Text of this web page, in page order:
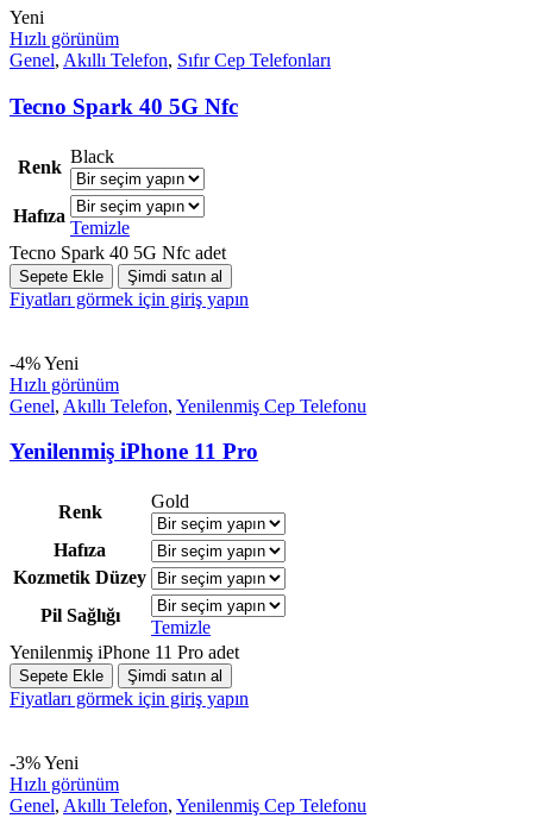
Yeni
Hızlı görünüm
Genel, Akıllı Telefon, Sıfır Cep Telefonları
Tecno Spark 40 5G Nfc
Renk
Black
Hafıza
Temizle
Tecno Spark 40 5G Nfc adet
Sepete Ekle Şimdi satın al
Fiyatları görmek için giriş yapın
-4%Yeni
Hızlı görünüm
Genel, Akıllı Telefon, Yenilenmiş Cep Telefonu
Yenilenmiş iPhone 11 Pro
Renk
Gold
Hafıza
Kozmetik Düzey
Pil Sağlığı
Temizle
Yenilenmiş iPhone 11 Pro adet
Sepete Ekle Şimdi satın al
Fiyatları görmek için giriş yapın
-3%Yeni
Hızlı görünüm
Genel, Akıllı Telefon, Yenilenmiş Cep Telefonu